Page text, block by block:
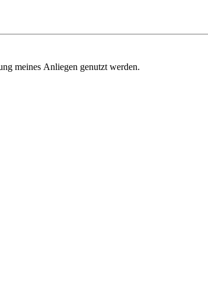
meines Anliegen genutzt werden.